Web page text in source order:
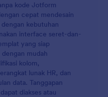
kode Jotform
cepat mendesain
kebutuhan
interface seret-dan-
yang siap
mudah
kolom,
lunak HR, dan
data. Tanggapan
diakses atau